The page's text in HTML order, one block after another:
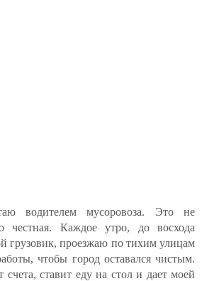
водителем мусоровоза. Это не
честная. Каждое утро, до восхода
грузовик, проезжаю по тихим улицам
чтобы город оставался чистым.
счета, ставит еду на стол и дает моей